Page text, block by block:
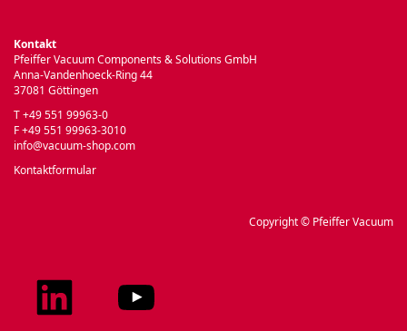
Kontakt
Pfeiffer Vacuum Components & Solutions GmbH
Anna-Vandenhoeck-Ring 44
37081 Göttingen
T +49 551 99963-0
F +49 551 99963-3010
info@vacuum-shop.com
Kontaktformular
Copyright © Pfeiffer Vacuum